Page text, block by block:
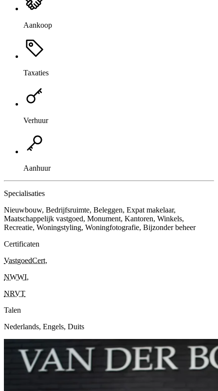
Aankoop
Taxaties
Verhuur
Aanhuur
Specialisaties
Nieuwbouw, Bedrijfsruimte, Beleggen, Expat makelaar,
Maatschappelijk vastgoed, Monument, Kantoren, Winkels,
Recreatie, Woningstyling, Woningfotografie, Bijzonder beheer
Certificaten
VastgoedCert,
NWWI,
NRVT
Talen
Nederlands, Engels, Duits